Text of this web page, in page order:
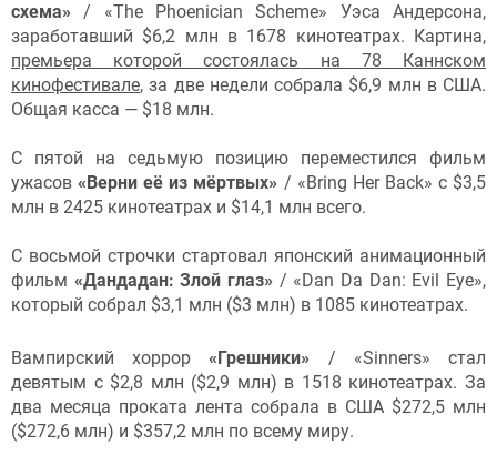
схема» / «The Phoenician Scheme» Уэса Андерсона,
заработавший $6,2 млн в 1678 кинотеатрах. Картина,
премьера которой состоялась на 78 Каннском
кинофестивале, за две недели собрала $6,9 млн в США.
Общая касса — $18 млн.
С пятой на седьмую позицию переместился фильм
ужасов«Верни её из мёртвых» / «Bring Her Back» с $3,5
млн в 2425 кинотеатрах и $14,1 млн всего.
С восьмой строчки стартовал японский анимационный
фильм «Дандадан: Злой глаз» / «Dan Da Dan: Evil Eye»,
который собрал $3,1 млн ($3 млн) в 1085 кинотеатрах.
Вампирский хоррор «Грешники» / «Sinners» стал
девятым с $2,8 млн ($2,9 млн) в 1518 кинотеатрах. За
два месяца проката лента собрала в США $272,5 млн
($272,6 млн) и $357,2 млн по всему миру.